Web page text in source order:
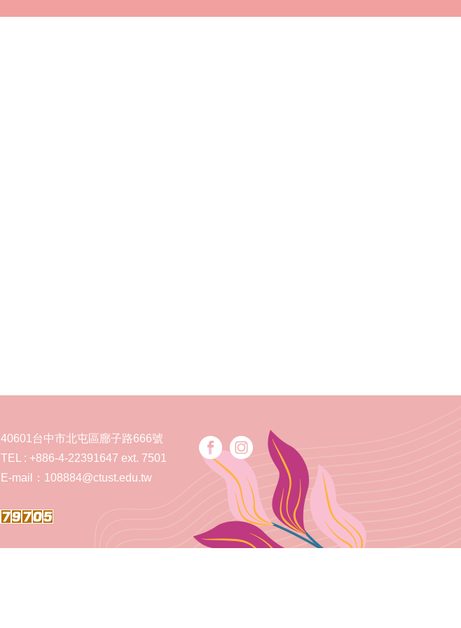
40601台中市北屯區廍子路666號
TEL : +886-4-22391647 ext. 7501
E-mail：108884@ctust.edu.tw